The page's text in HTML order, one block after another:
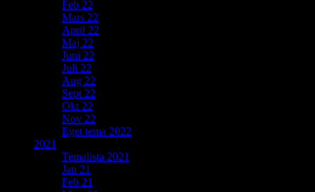
Feb 22
Mars 22
April 22
Maj 22
Juni 22
Juli 22
Aug 22
Sept 22
Okt 22
Nov 22
Eget tema 2022
2021
Temalista 2021
Jan 21
Feb 21